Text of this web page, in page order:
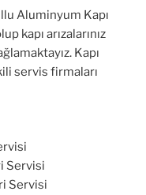
Aluminyum Kapı
kapı arızalarınız
Kapı
servis firmaları
Servisi
Servisi